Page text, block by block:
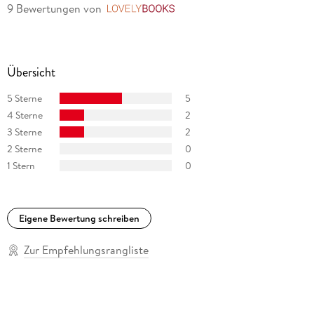
9 Bewertungen von
Übersicht
5 Sterne
5
4 Sterne
2
3 Sterne
2
2 Sterne
0
1 Stern
0
Eigene Bewertung schreiben
Zur Empfehlungsrangliste